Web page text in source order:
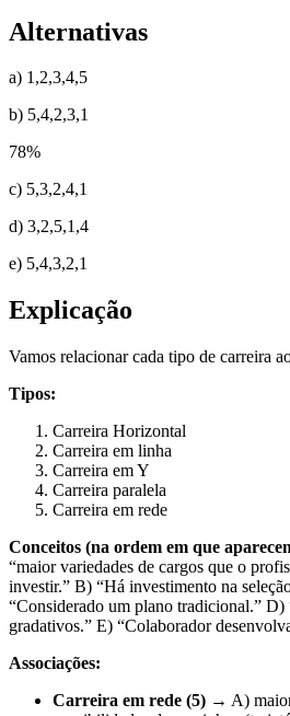
Alternativas
a) 1,2,3,4,5
b) 5,4,2,3,1
78%
c) 5,3,2,4,1
d) 3,2,5,1,4
e) 5,4,3,2,1
Explicação
Vamos relacionar cada tipo de carreira
Tipos:
Carreira Horizontal
Carreira em linha
Carreira em Y
Carreira paralela
Carreira em rede
Conceitos (na ordem em que
“maior variedades de cargos que o
investir.” B) “Há investimento na
“Considerado um plano tradicional.” D)
gradativos.” E) “Colaborador
Associações:
Carreira em rede (5) → A)